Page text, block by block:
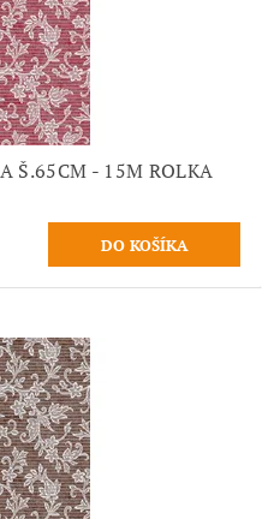
Š.65CM - 15M ROLKA